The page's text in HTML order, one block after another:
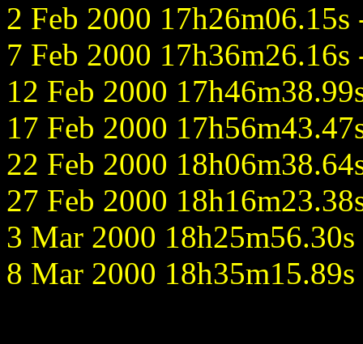
2 Feb 2000 17h26m06.15s
7 Feb 2000 17h36m26.16s
12 Feb 2000
17 Feb 2000
22 Feb 2000
27 Feb 2000
3 Mar 2000 18h25m56.30s
8 Mar 2000 18h35m15.89s